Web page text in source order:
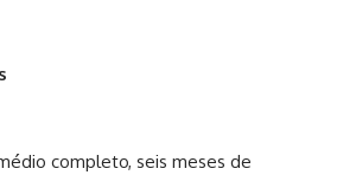
completo, seis meses de